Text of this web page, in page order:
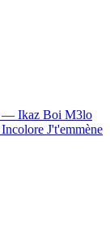
Ikaz Boi M3lo
J't'emmène